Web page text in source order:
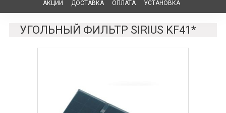
АКЦИИ ДОСТАВКА ОПЛАТА УСТАНОВКА
КОНТАКТЫ
УГОЛЬНЫЙ ФИЛЬТР SIRIUS KF41*